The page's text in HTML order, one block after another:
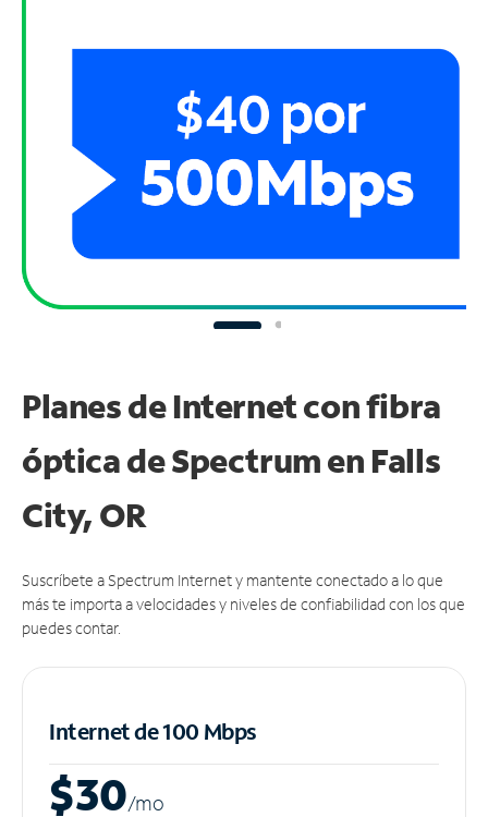
Planes de Internet con fibra
óptica de Spectrum en Falls
City, OR
Suscríbete a Spectrum Internet y mantente conectado a lo que
más te importa a velocidades y niveles de confiabilidad con los que
puedes contar.
Internet de 100 Mbps
$30/mo